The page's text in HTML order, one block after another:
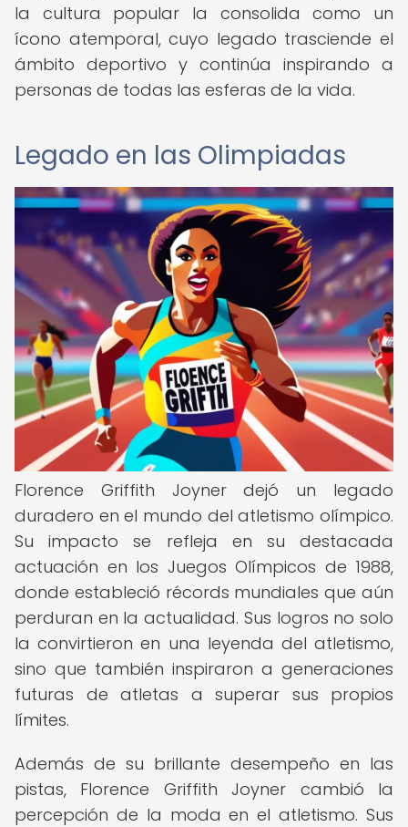
la cultura popular la consolida como un
ícono atemporal, cuyo legado trasciende el
ámbito deportivo y continúa inspirando a
personas de todas las esferas de la vida.
Legado en las Olimpiadas
Florence Griffith Joyner dejó un legado
duradero en el mundo del atletismo olímpico.
Su impacto se refleja en su destacada
actuación en los Juegos Olímpicos de 1988,
donde estableció récords mundiales que aún
perduran en la actualidad. Sus logros no solo
la convirtieron en una leyenda del atletismo,
sino que también inspiraron a generaciones
futuras de atletas a superar sus propios
límites.
Además de su brillante desempeño en las
pistas, Florence Griffith Joyner cambió la
percepción de la moda en el atletismo. Sus